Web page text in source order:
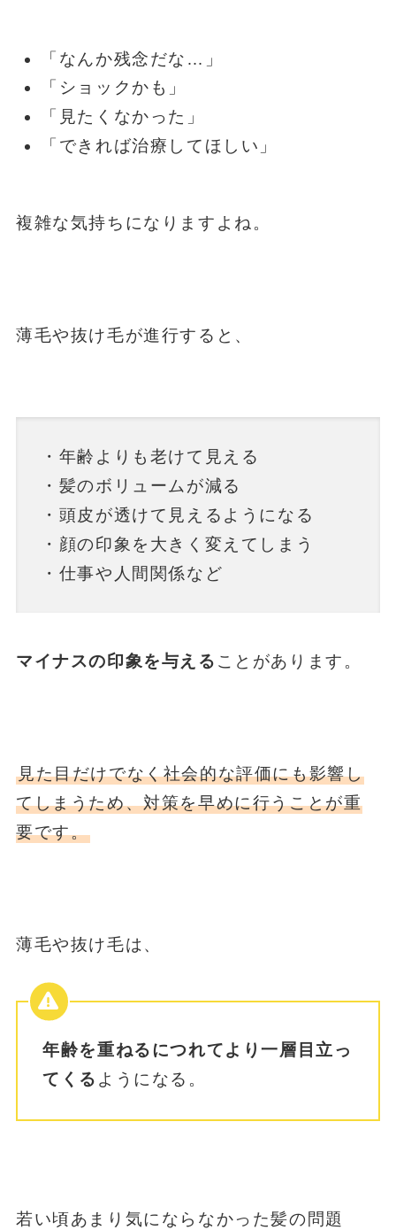
「なんか残念だな…」
「ショックかも」
「見たくなかった」
「できれば治療してほしい」
複雑な気持ちになりますよね。
薄毛や抜け毛が進行すると、
・年齢よりも老けて見える
・髪のボリュームが減る
・頭皮が透けて見えるようになる
・顔の印象を大きく変えてしまう
・仕事や人間関係など
マイナスの印象を与える ことがあります。
見た目だけでなく社会的な評価にも影響し
てしまうため、対策を早めに行うことが重
要です。
薄毛や抜け毛は、
年齢を重ねるにつれてより一層目立っ
てくる ようになる。
若い頃あまり気にならなかった髪の問題